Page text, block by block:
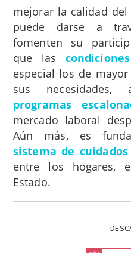
mejorar la calidad
puede darse a
fomenten su
que las
especial los de
sus
programas
mercado laboral
Aún más, es
sistema de
entre los hogares,
Estado.